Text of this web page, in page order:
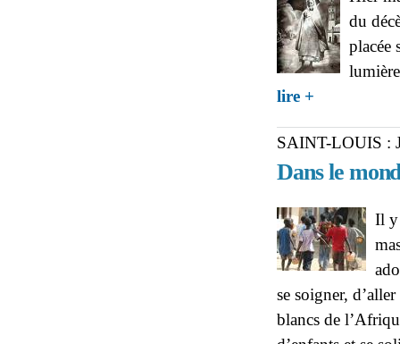
du
placée
lire +
SAINT-LOUIS :
Dans le
Il y
se soigner,
blancs de